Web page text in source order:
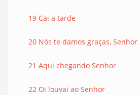
19 Cai a tarde
20 Nós te damos graças, Senhor
21 Aqui chegando Senhor
22 Oi louvai ao Senhor